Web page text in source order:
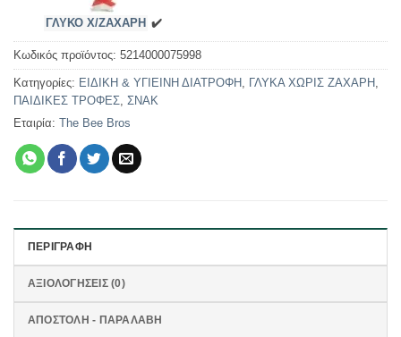
ΓΛΥΚΟ Χ/ΖΑΧΑΡΗ ✔️
Κωδικός προϊόντος: 5214000075998
Κατηγορίες: ΕΙΔΙΚΗ & ΥΓΙΕΙΝΗ ΔΙΑΤΡΟΦΗ ΓΛΥΚΑ ΧΩΡΙΣ ΖΑΧΑΡΗ
ΠΑΙΔΙΚΕΣ ΤΡΟΦΕΣ ΣΝΑΚ
Εταιρία: The Bee Bros
ΠΕΡΙΓΡΑΦΉ
ΑΞΙΟΛΟΓΉΣΕΙΣ (0)
ΑΠΟΣΤΟΛΗ - ΠΑΡΑΛΑΒΗ